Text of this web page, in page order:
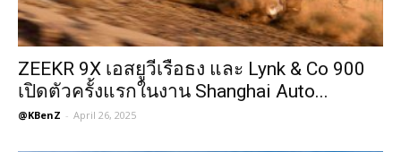
ZEEKR 9X เอสยูวีเรือธง และ Lynk & Co 900
เปิดตัวครั้งแรกในงาน Shanghai Auto...
@KBenZ - April 26, 2025